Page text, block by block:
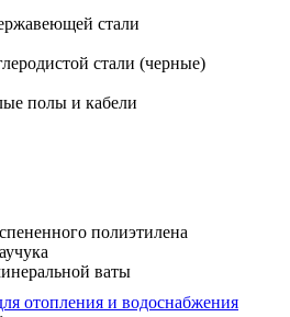
стали
стали (черные)
полы и кабели
полиэтилена
ваты
отопления и водоснабжения